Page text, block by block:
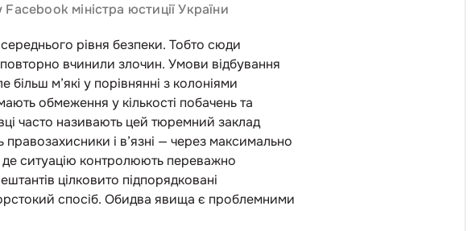
міністра юстиції України
рівня безпеки. Тобто сюди
вчинили злочин. Умови відбування
більш м’які у порівнянні з колоніями
обмеження у кількості побачень та
часто називають цей тюремний заклад
і в’язні — через максимально
де ситуацію контролюють переважно
цілковито підпорядковані
спосіб. Обидва явища є проблемними